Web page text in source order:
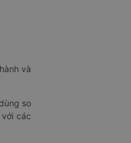
và
so
các